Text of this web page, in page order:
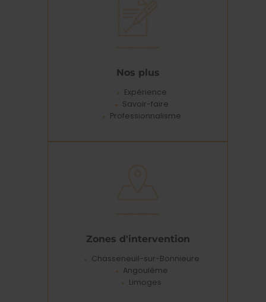
Nos plus
Expérience
Savoir-faire
Professionnalisme
Zones d'intervention
Chasseneuil-sur-Bonnieure
Angoulême
Limoges